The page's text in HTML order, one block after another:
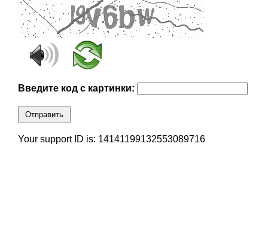
Введите код с картинки:
Отправить
Your support ID is: 14141199132553089716